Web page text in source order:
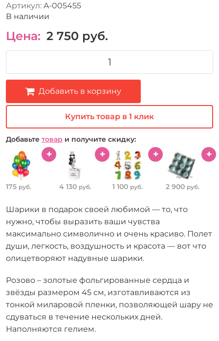
Артикул: A-005455
В наличии
Цена: 2 750 руб.
Добавить в корзину
Купить товар в 1 клик
Добавьте товар и получите скидку:
175 руб. 4 130 руб. 1 100 руб. 2 900 руб.
Шарики в подарок своей любимой — то, что
нужно, чтобы выразить ваши чувства
максимально символично и очень красиво. Полет
души, легкость, воздушность и красота — вот что
олицетворяют надувные шарики.
Розово – золотые фольгированные сердца и
звёзды размером 45 см, изготавливаются из
тонкой миларовой пленки, позволяющей шару не
сдуваться в течение нескольких дней.
Наполняются гелием.